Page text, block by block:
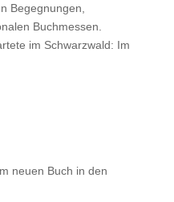
Begegnungen,
Buchmessen.
im Schwarzwald: Im
neuen Buch in den